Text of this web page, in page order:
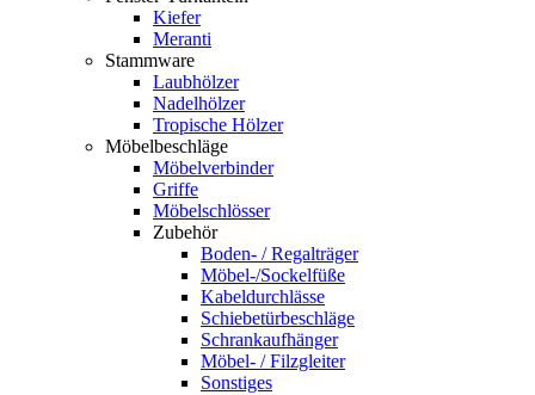
Kiefer
Meranti
Stammware
Laubhölzer
Nadelhölzer
Tropische Hölzer
Möbelbeschläge
Möbelverbinder
Griffe
Möbelschlösser
Zubehör
Boden- / Regalträger
Möbel-/Sockelfüße
Kabeldurchlässe
Schiebetürbeschläge
Schrankaufhänger
Möbel- / Filzgleiter
Sonstiges